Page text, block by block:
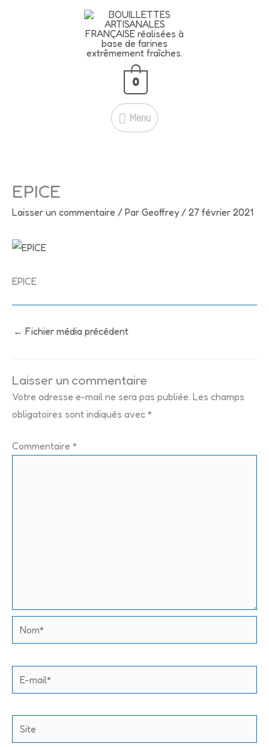
Menu
Menu
0
EPICE
Laisser un commentaire / Par Geoffrey / 27 février 2021
EPICE
← Fichier média précédent
Laisser un commentaire
Votre adresse e-mail ne sera pas publiée. Les champs
obligatoires sont indiqués avec *
Commentaire *
Nom*
E-
mail*
Site
BLACK CASSIS – 5 KG À
SEULEMENT 39 € !
39 €💥
Économisez 12 € ! Profitez-en
maintenant !